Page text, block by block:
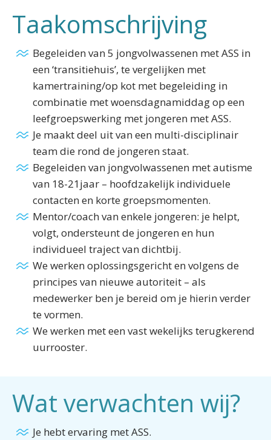
Taakomschrijving
Begeleiden van 5 jongvolwassenen met ASS in
een ‘transitiehuis’, te vergelijken met
kamertraining/op kot met begeleiding in
combinatie met woensdagnamiddag op een
leefgroepswerking met jongeren met ASS.
Je maakt deel uit van een multi-disciplinair
team die rond de jongeren staat.
Begeleiden van jongvolwassenen met autisme
van 18-21jaar – hoofdzakelijk individuele
contacten en korte groepsmomenten.
Mentor/coach van enkele jongeren: je helpt,
volgt, ondersteunt de jongeren en hun
individueel traject van dichtbij.
We werken oplossingsgericht en volgens de
principes van nieuwe autoriteit – als
medewerker ben je bereid om je hierin verder
te vormen.
We werken met een vast wekelijks terugkerend
uurrooster.
Wat verwachten wij?
Je hebt ervaring met ASS.